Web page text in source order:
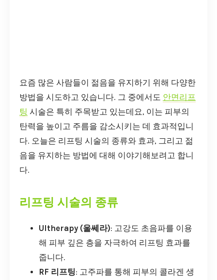
요즘 많은 사람들이 젊음을 유지하기 위해 다양한
방법을 시도하고 있습니다. 그 중에서도 안면리프
팅 시술은 특히 주목받고 있는데요, 이는 피부의
탄력을 높이고 주름을 감소시키는 데 효과적입니
다. 오늘은 리프팅 시술의 종류와 효과, 그리고 젊
음을 유지하는 방법에 대해 이야기해보려고 합니
다.
리프팅 시술의 종류
Ultherapy (울쎄라): 고강도 초음파를 이용
해 피부 깊은 층을 자극하여 리프팅 효과를
줍니다.
RF 리프팅: 고주파를 통해 피부의 콜라겐 생